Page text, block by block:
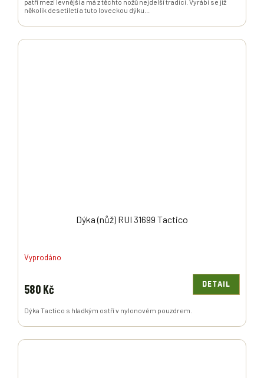
patří mezi levnější a má z těchto nožů nejdelší tradici. Vyrábí se již
několik desetiletí a tuto loveckou dýku...
Dýka (nůž) RUI 31699 Tactico
Vyprodáno
580 Kč DETAIL
Dýka Tactico s hladkým ostří v nylonovém pouzdrem.